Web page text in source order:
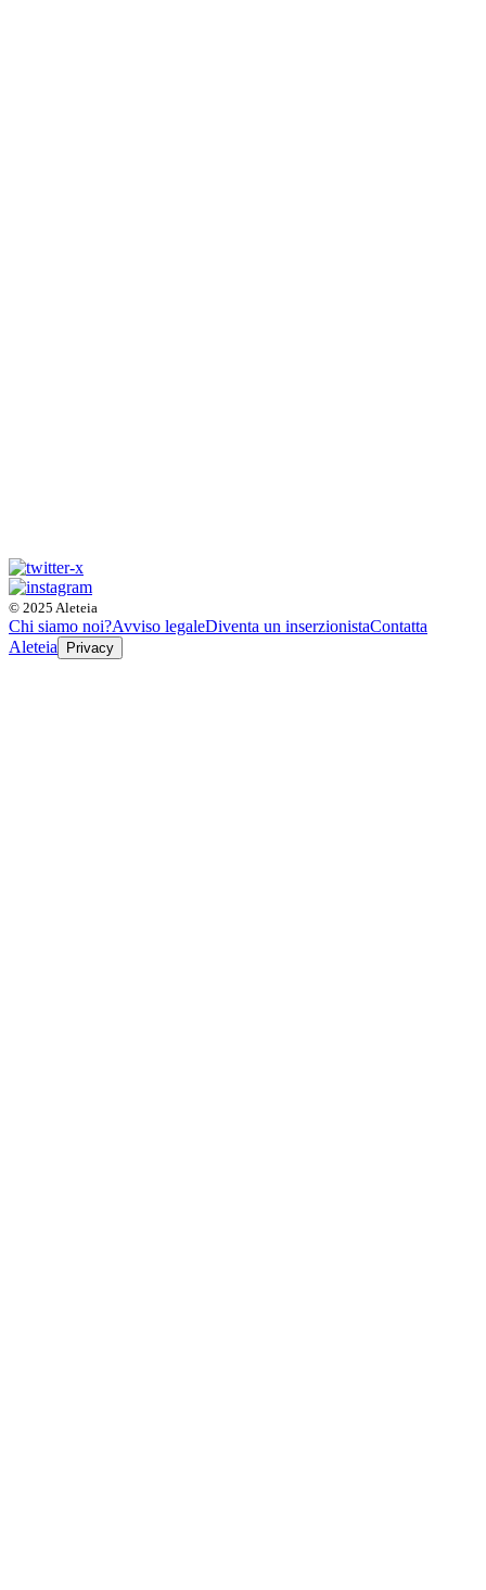
© 2025 Aleteia
Chi siamo noi?Avviso legaleDiventa un inserzionistaContatta
Aleteia
Privacy